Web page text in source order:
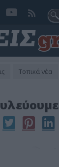
Τοπικά νέα